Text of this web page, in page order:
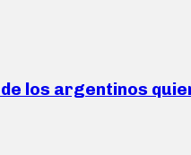
de los argentinos